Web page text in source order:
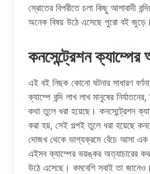
স্রোতের বিপরীতে চলা কিছু আশাবাদী
অনেক বিষয় উঠে এসেছে পুরো বই জুড়ে।
কনসেন্ট্রেশন ক্যাম্পের
এই বই নিছক কোনাে ঘটনার সাধারণ
ক্যাম্পে বন্দি লাখ লাখ মানুষের
কথা তুলে ধরা হয়েছে। কনসেন্ট্রেশন
করা হয়, সেই গল্পই তুলে ধরা হয়েছে
দোজখ থেকে ভাগ্যক্রমে বেঁচে আসা এক
এইসব ক্যাম্পের ভয়ঙ্কর অত্যাচারের
উঠে এসেছে। কমবেশি সবাই তা